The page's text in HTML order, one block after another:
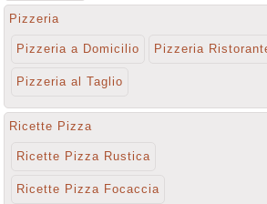
Pizzeria
Pizzeria a Domicilio Pizzeria
Pizzeria al Taglio
Ricette Pizza
Ricette Pizza Rustica
Ricette Pizza Focaccia